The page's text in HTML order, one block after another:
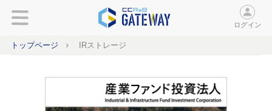
ログイン
トップページ IRストレージ